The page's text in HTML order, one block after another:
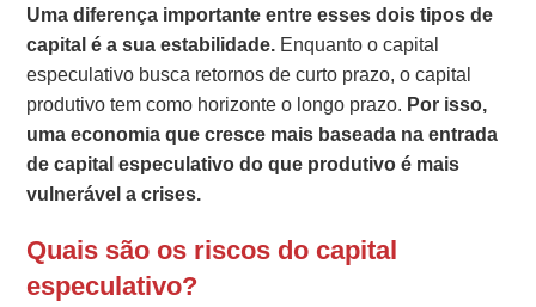
Uma diferença importante entre esses dois tipos de
capital é a sua estabilidade. Enquanto o capital
especulativo busca retornos de curto prazo, o capital
produtivo tem como horizonte o longo prazo. Por isso,
uma economia que cresce mais baseada na entrada
de capital especulativo do que produtivo é mais
vulnerável a crises.
Quais são os riscos do capital
especulativo?